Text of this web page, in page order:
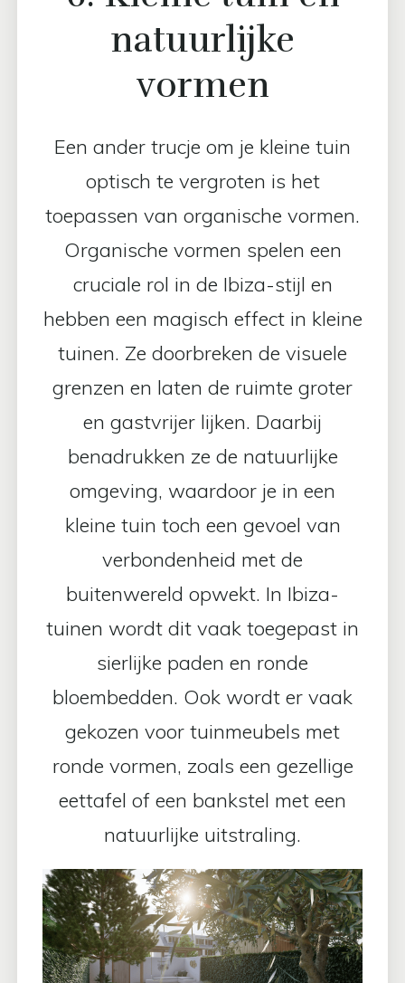
natuurlijke
vormen
Een ander trucje om je kleine tuin
optisch te vergroten is het
toepassen van organische vormen.
Organische vormen spelen een
cruciale rol in de Ibiza-stijl en
hebben een magisch effect in kleine
tuinen. Ze doorbreken de visuele
grenzen en laten de ruimte groter
en gastvrijer lijken. Daarbij
benadrukken ze de natuurlijke
omgeving, waardoor je in een
kleine tuin toch een gevoel van
verbondenheid met de
buitenwereld opwekt. In Ibiza-
tuinen wordt dit vaak toegepast in
sierlijke paden en ronde
bloembedden. Ook wordt er vaak
gekozen voor tuinmeubels met
ronde vormen, zoals een gezellige
eettafel of een bankstel met een
natuurlijke uitstraling.